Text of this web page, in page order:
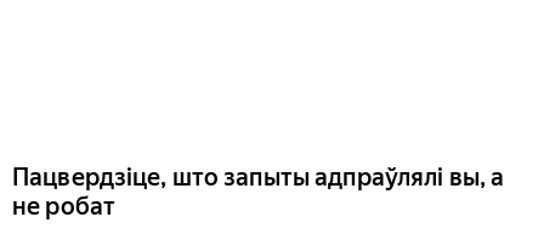
Пацвердзіце, што запыты адпраўлялі вы, а
не робат